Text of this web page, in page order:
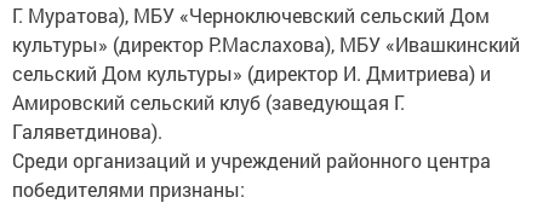
Г. Муратова), МБУ «Черноключевский сельский Дом
культуры» (директор Р.Маслахова), МБУ «Ивашкинский
сельский Дом культуры» (директор И. Дмитриева) и
Амировский сельский клуб (заведующая Г.
Галяветдинова).
Среди организаций и учреждений районного центра
победителями признаны: